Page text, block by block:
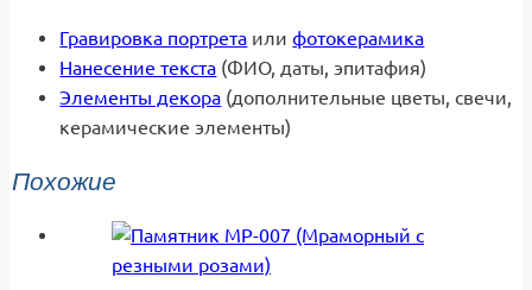
Гравировка портрета илифотокерамика
Нанесение текста (ФИО, даты, эпитафия)
Элементы декора (дополнительные цветы, свечи,
керамические элементы)
Похожие